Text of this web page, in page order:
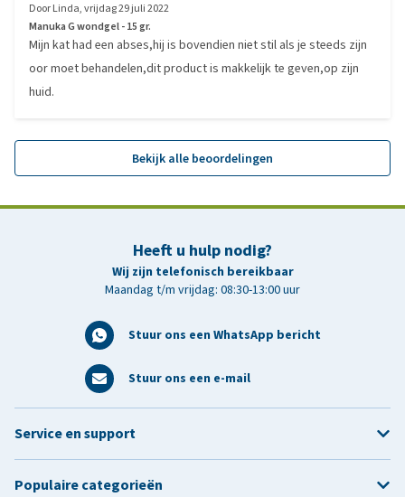
DoorLinda,vrijdag 29 juli 2022
Manuka G wondgel - 15 gr.
Mijn kat had een abses,hij is bovendien niet stil als je steeds zijn
oor moet behandelen,dit product is makkelijk te geven,op zijn
huid.
Bekijk alle beoordelingen
Heeft u hulp nodig?
Wij zijn telefonisch bereikbaar
Maandag t/m vrijdag: 08:30-13:00 uur
Stuur ons een WhatsApp bericht
Stuur ons een e-mail
Service en support
Populaire categorieën